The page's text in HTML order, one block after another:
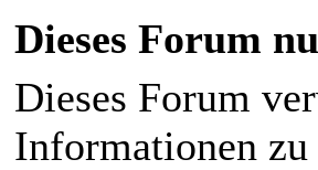
Dieses Forum
Dieses Forum
Informationen